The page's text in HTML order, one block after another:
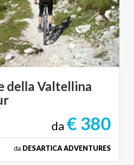
dellaValtellina
da € 380
da DESARTICA ADVENTURES